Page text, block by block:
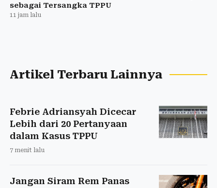
sebagai Tersangka TPPU
11 jam lalu
Artikel Terbaru Lainnya
Febrie Adriansyah Dicecar
Lebih dari 20 Pertanyaan
dalam Kasus TPPU
7 menit lalu
Jangan Siram Rem Panas